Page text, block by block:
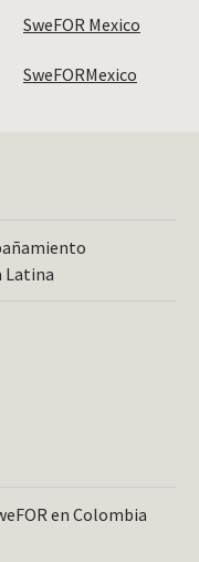
SweFOR Mexico
SweFORMexico
Latina
en Colombia